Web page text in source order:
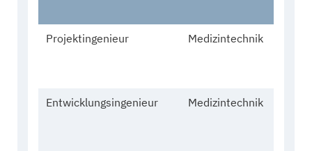
Projektingenieur Medizintechnik
Entwicklungsingenieur Medizintechnik